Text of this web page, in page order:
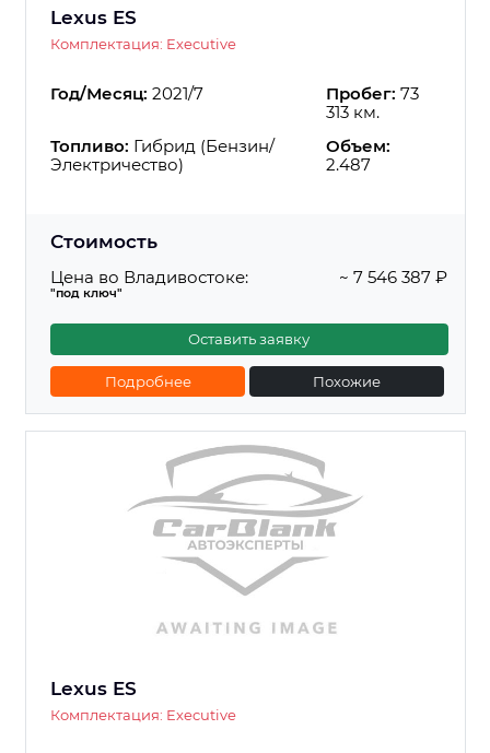
Lexus ES
Комплектация: Executive
Год/Месяц: 2021/7 Пробег: 73
313 км.
Топливо: Гибрид (Бензин/
Электричество)
Объем:
2.487
Стоимость
Цена во Владивостоке:
"под ключ"
~ 7 546 387 ₽
Оставить заявку
Подробнее Похожие
Lexus ES
Комплектация: Executive